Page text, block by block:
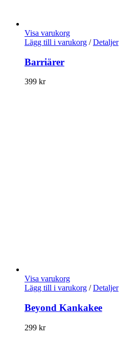
Visa varukorg
Lägg till i varukorg / Detaljer
Barriärer
399 kr
Visa varukorg
Lägg till i varukorg / Detaljer
Beyond Kankakee
299 kr